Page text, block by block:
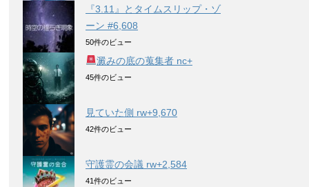
『3.11』とタイムスリップ・ゾ
ーン #6,608
50件のビュー
澱みの底の蒐集者 nc+
45件のビュー
見ていた側 rw+9,670
42件のビュー
守護霊の会議 rw+2,584
41件のビュー